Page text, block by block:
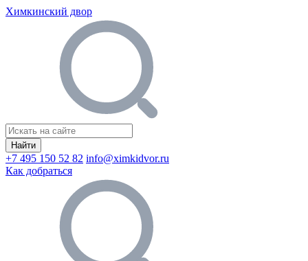
Химкинский двор
Найти
+7 495 150 52 82 info@ximkidvor.ru
Как добраться